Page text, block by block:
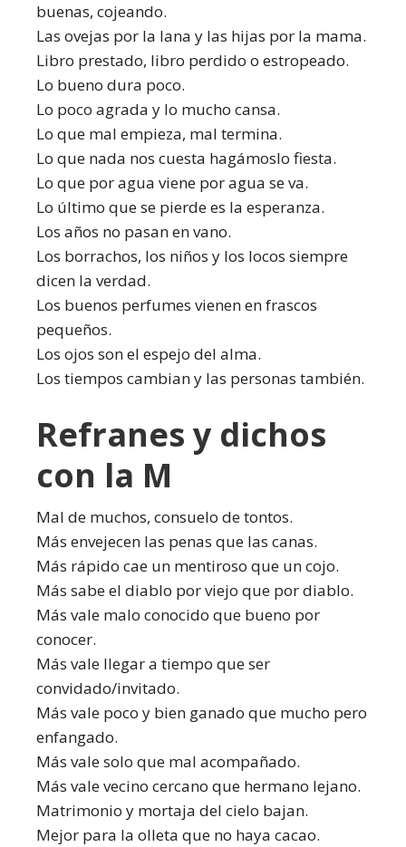
buenas, cojeando.
Las ovejas por la lana y las hijas por la mama.
Libro prestado, libro perdido o estropeado.
Lo bueno dura poco.
Lo poco agrada y lo mucho cansa.
Lo que mal empieza, mal termina.
Lo que nada nos cuesta hagámoslo fiesta.
Lo que por agua viene por agua se va.
Lo último que se pierde es la esperanza.
Los años no pasan en vano.
Los borrachos, los niños y los locos siempre
dicen la verdad.
Los buenos perfumes vienen en frascos
pequeños.
Los ojos son el espejo del alma.
Los tiempos cambian y las personas también.
Refranes y dichos
con la M
Mal de muchos, consuelo de tontos.
Más envejecen las penas que las canas.
Más rápido cae un mentiroso que un cojo.
Más sabe el diablo por viejo que por diablo.
Más vale malo conocido que bueno por
conocer.
Más vale llegar a tiempo que ser
convidado/invitado.
Más vale poco y bien ganado que mucho pero
enfangado.
Más vale solo que mal acompañado.
Más vale vecino cercano que hermano lejano.
Matrimonio y mortaja del cielo bajan.
Mejor para la olleta que no haya cacao.